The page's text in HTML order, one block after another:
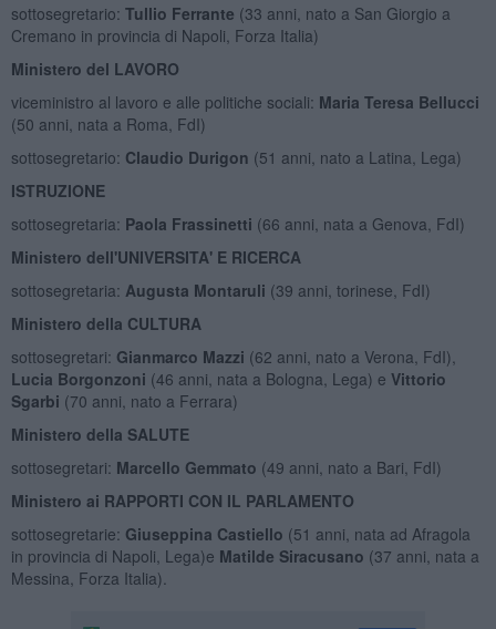
sottosegretario: Tullio Ferrante (33 anni, nato a San Giorgio a
Cremano in provincia di Napoli, Forza Italia)
Ministero del LAVORO
viceministro al lavoro e alle politiche sociali: Maria Teresa Bellucci
(50 anni, nata a Roma, FdI)
sottosegretario: Claudio Durigon (51 anni, nato a Latina, Lega)
ISTRUZIONE
sottosegretaria: Paola Frassinetti (66 anni, nata a Genova, FdI)
Ministero dell'UNIVERSITA' E RICERCA
sottosegretaria: Augusta Montaruli (39 anni, torinese, FdI)
Ministero della CULTURA
sottosegretari: Gianmarco Mazzi (62 anni, nato a Verona, FdI),
Lucia Borgonzoni (46 anni, nata a Bologna, Lega) e Vittorio
Sgarbi (70 anni, nato a Ferrara)
Ministero della SALUTE
sottosegretari: Marcello Gemmato (49 anni, nato a Bari, FdI)
Ministero ai RAPPORTI CON IL PARLAMENTO
sottosegretarie: Giuseppina Castiello (51 anni, nata ad Afragola
in provincia di Napoli, Lega)e Matilde Siracusano (37 anni, nata a
Messina, Forza Italia).